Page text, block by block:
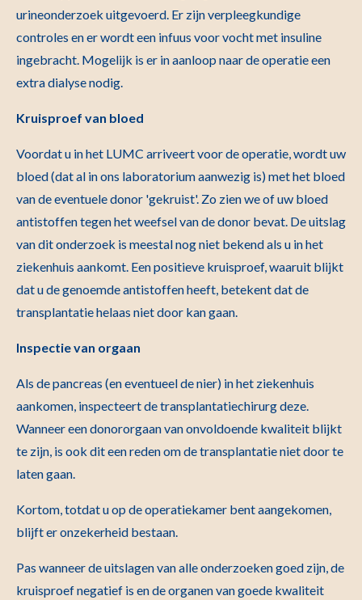
urineonderzoek uitgevoerd. Er zijn verpleegkundige
controles en er wordt een infuus voor vocht met insuline
ingebracht. Mogelijk is er in aanloop naar de operatie een
extra dialyse nodig.
Kruisproef van bloed
Voordat u in het LUMC arriveert voor de operatie, wordt uw
bloed (dat al in ons laboratorium aanwezig is) met het bloed
van de eventuele donor 'gekruist'. Zo zien we of uw bloed
antistoffen tegen het weefsel van de donor bevat. De uitslag
van dit onderzoek is meestal nog niet bekend als u in het
ziekenhuis aankomt. Een positieve kruisproef, waaruit blijkt
dat u de genoemde antistoffen heeft, betekent dat de
transplantatie helaas niet door kan gaan.
Inspectie van orgaan
Als de pancreas (en eventueel de nier) in het ziekenhuis
aankomen, inspecteert de transplantatiechirurg deze.
Wanneer een donororgaan van onvoldoende kwaliteit blijkt
te zijn, is ook dit een reden om de transplantatie niet door te
laten gaan.
Kortom, totdat u op de operatiekamer bent aangekomen,
blijft er onzekerheid bestaan.
Pas wanneer de uitslagen van alle onderzoeken goed zijn, de
kruisproef negatief is en de organen van goede kwaliteit